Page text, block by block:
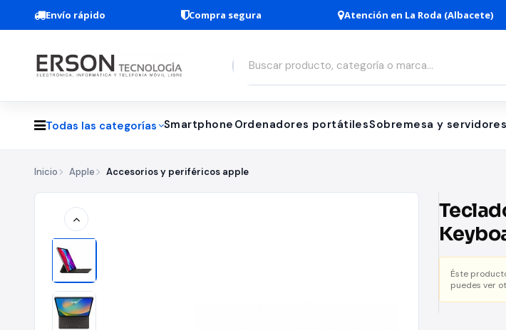
Envío rápido Compra segura Atención en La Roda (Albacete)
Todas las categorías Smartphone Ordenadores portátilesSobremesa y servidores
Inicio Apple Accesorios y periféricos apple
para
5ª
Éste
puedes ver